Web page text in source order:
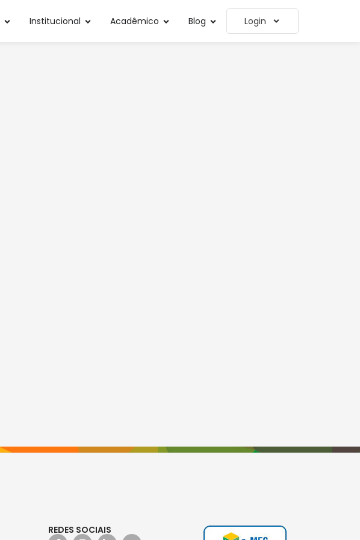
Institucional Acadêmico Blog Login
REDES SOCIAIS